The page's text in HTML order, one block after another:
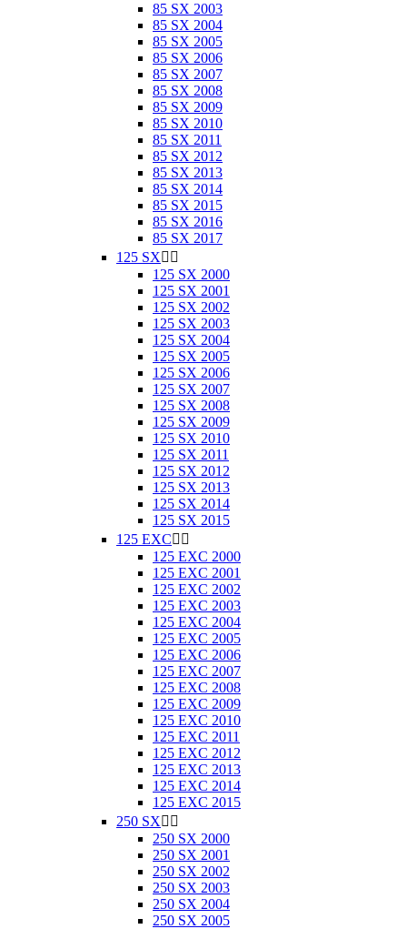
85 SX 2003
85 SX 2004
85 SX 2005
85 SX 2006
85 SX 2007
85 SX 2008
85 SX 2009
85 SX 2010
85 SX 2011
85 SX 2012
85 SX 2013
85 SX 2014
85 SX 2015
85 SX 2016
85 SX 2017
125 SX 
125 SX 2000
125 SX 2001
125 SX 2002
125 SX 2003
125 SX 2004
125 SX 2005
125 SX 2006
125 SX 2007
125 SX 2008
125 SX 2009
125 SX 2010
125 SX 2011
125 SX 2012
125 SX 2013
125 SX 2014
125 SX 2015
125 EXC 
125 EXC 2000
125 EXC 2001
125 EXC 2002
125 EXC 2003
125 EXC 2004
125 EXC 2005
125 EXC 2006
125 EXC 2007
125 EXC 2008
125 EXC 2009
125 EXC 2010
125 EXC 2011
125 EXC 2012
125 EXC 2013
125 EXC 2014
125 EXC 2015
250 SX 
250 SX 2000
250 SX 2001
250 SX 2002
250 SX 2003
250 SX 2004
250 SX 2005